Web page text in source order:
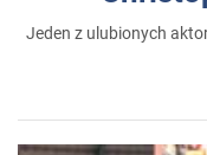
Jeden z ulubionych